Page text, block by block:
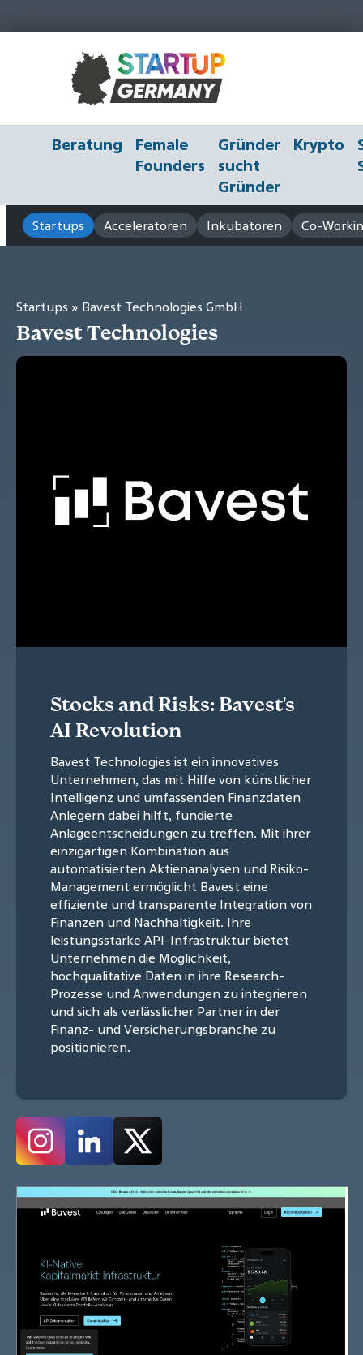
Beratung
Female
Founders
Gründer
sucht
Gründer
Krypto
Startups Acceleratoren Inkubatoren Co-
Startups » Bavest Technologies GmbH
Bavest Technologies
Stocks and Risks: Bavest's
AI Revolution
Bavest Technologies ist ein innovatives
Unternehmen, das mit Hilfe von künstlicher
Intelligenz und umfassenden Finanzdaten
Anlegern dabei hilft, fundierte
Anlageentscheidungen zu treffen. Mit ihrer
einzigartigen Kombination aus
automatisierten Aktienanalysen und Risiko-
Management ermöglicht Bavest eine
effiziente und transparente Integration von
Finanzen und Nachhaltigkeit. Ihre
leistungsstarke API-Infrastruktur bietet
Unternehmen die Möglichkeit,
hochqualitative Daten in ihre Research-
Prozesse und Anwendungen zu integrieren
und sich als verlässlicher Partner in der
Finanz- und Versicherungsbranche zu
positionieren.